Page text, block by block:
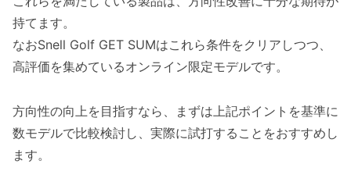
持てます。
なおSnell Golf GET SUMはこれら条件をクリアしつつ、
高評価を集めているオンライン限定モデルです。
方向性の向上を目指すなら、まずは上記ポイントを基準に
数モデルで比較検討し、実際に試打することをおすすめし
ます。